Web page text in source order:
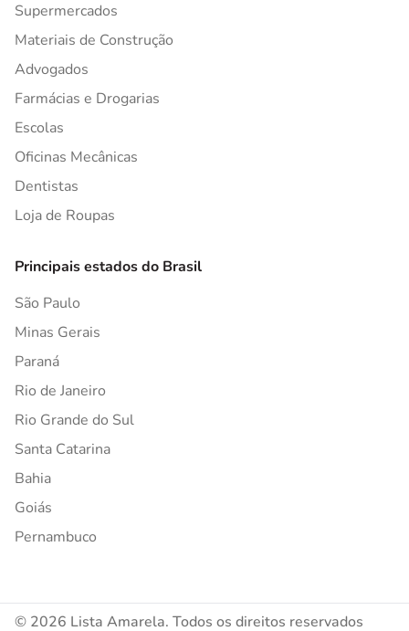
Supermercados
Materiais de Construção
Advogados
Farmácias e Drogarias
Escolas
Oficinas Mecânicas
Dentistas
Loja de Roupas
Principais estados do Brasil
São Paulo
Minas Gerais
Paraná
Rio de Janeiro
Rio Grande do Sul
Santa Catarina
Bahia
Goiás
Pernambuco
© 2026 Lista Amarela. Todos os direitos reservados